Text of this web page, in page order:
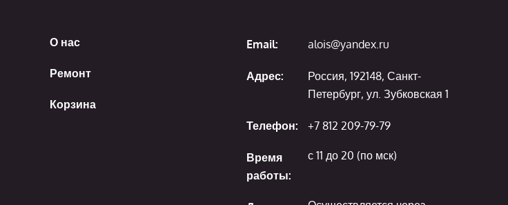
О нас
Ремонт
Корзина
Email: alois@yandex.ru
Адрес:
Россия, 192148, Санкт-
Петербург, ул. Зубковская 1
Телефон: +7 812 209-79-79
Время
работы:
с 11 до 20 (по мск)